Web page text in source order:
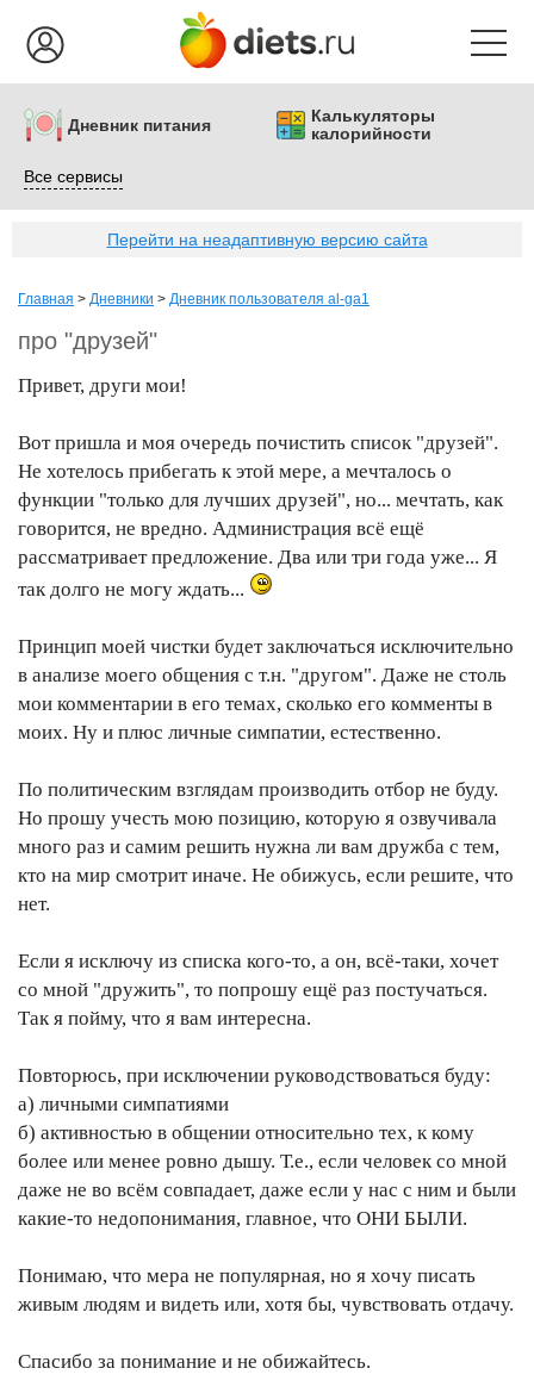
Дневник питания
Калькуляторы
калорийности
Все сервисы
Перейти на неадаптивную версию сайта
Главная > Дневники > Дневник пользователя al-ga1
про "друзей"
Привет, други мои!
Вот пришла и моя очередь почистить список "друзей".
Не хотелось прибегать к этой мере, а мечталось о
функции "только для лучших друзей", но... мечтать, как
говорится, не вредно. Администрация всё ещё
рассматривает предложение. Два или три года уже... Я
так долго не могу ждать...
Принцип моей чистки будет заключаться исключительно
в анализе моего общения с т.н. "другом". Даже не столь
мои комментарии в его темах, сколько его комменты в
моих. Ну и плюс личные симпатии, естественно.
По политическим взглядам производить отбор не буду.
Но прошу учесть мою позицию, которую я озвучивала
много раз и самим решить нужна ли вам дружба с тем,
кто на мир смотрит иначе. Не обижусь, если решите, что
нет.
Если я исключу из списка кого-то, а он, всё-таки, хочет
со мной "дружить", то попрошу ещё раз постучаться.
Так я пойму, что я вам интересна.
Повторюсь, при исключении руководствоваться буду:
а) личными симпатиями
б) активностью в общении относительно тех, к кому
более или менее ровно дышу. Т.е., если человек со мной
даже не во всём совпадает, даже если у нас с ним и были
какие-то недопонимания, главное, что ОНИ БЫЛИ.
Понимаю, что мера не популярная, но я хочу писать
живым людям и видеть или, хотя бы, чувствовать отдачу.
Спасибо за понимание и не обижайтесь.